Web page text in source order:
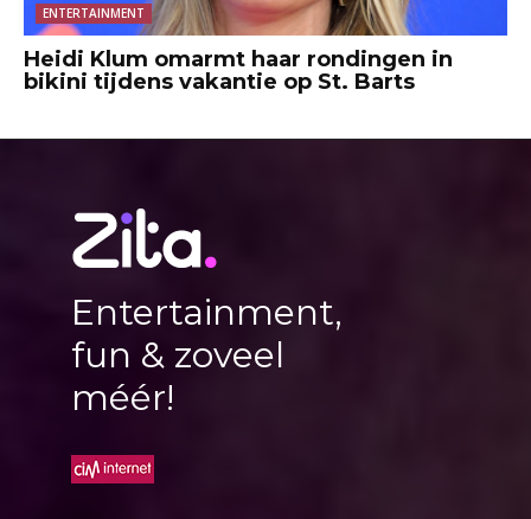
ENTERTAINMENT
Heidi Klum omarmt haar rondingen in
bikini tijdens vakantie op St. Barts
Entertainment,
fun & zoveel
méér!